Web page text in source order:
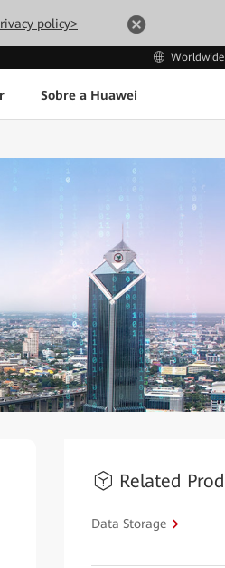
policy>
Worldwide
Sobre a Huawei
Related
Data Storage